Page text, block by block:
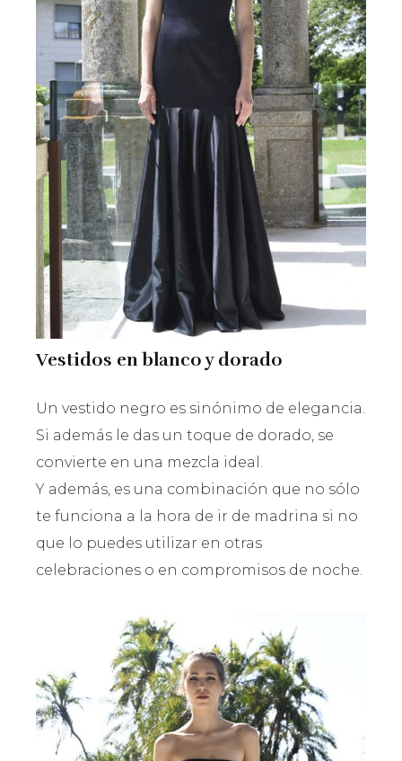
Vestidos en blanco y dorado
Un vestido negro es sinónimo de elegancia.
Si además le das un toque de dorado, se
convierte en una mezcla ideal.
Y además, es una combinación que no sólo
te funciona a la hora de ir de madrina si no
que lo puedes utilizar en otras
celebraciones o en compromisos de noche.